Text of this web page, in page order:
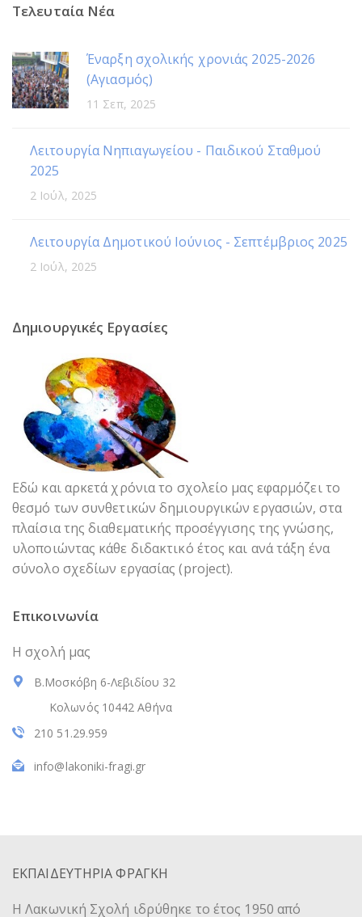
Τελευταία Νέα
Έναρξη σχολικής χρονιάς 2025-2026
(Αγιασμός)
11 Σεπ, 2025
Λειτουργία Νηπιαγωγείου - Παιδικού Σταθμού
2025
2 Ιούλ, 2025
Λειτουργία Δημοτικού Ιούνιος - Σεπτέμβριος 2025
2 Ιούλ, 2025
Δημιουργικές Εργασίες
Εδώ και αρκετά χρόνια το σχολείο μας εφαρμόζει το
θεσμό των συνθετικών δημιουργικών εργασιών, στα
πλαίσια της διαθεματικής προσέγγισης της γνώσης,
υλοποιώντας κάθε διδακτικό έτος και ανά τάξη ένα
σύνολο σχεδίων εργασίας (project).
Επικοινωνία
Η σχολή μας
Β.Μοσκόβη 6-Λεβιδίου 32
Κολωνός 10442 Αθήνα
210 51.29.959
info@lakoniki-fragi.gr
ΕΚΠΑΙΔΕΥΤΗΡΙΑ ΦΡΑΓΚΗ
Η Λακωνική Σχολή ιδρύθηκε το έτος 1950 από